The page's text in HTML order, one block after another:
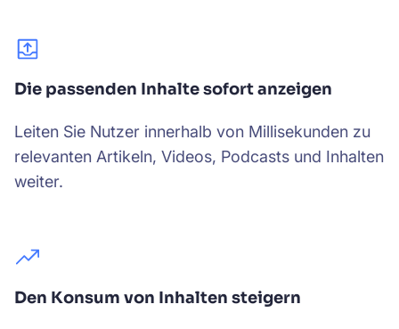
Die passenden Inhalte sofort anzeigen
Leiten Sie Nutzer innerhalb von Millisekunden zu
relevanten Artikeln, Videos, Podcasts und Inhalten
weiter.
Den Konsum von Inhalten steigern